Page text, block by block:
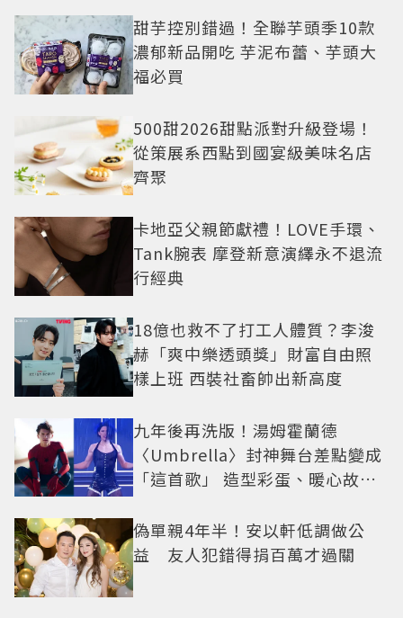
甜芋控別錯過！全聯芋頭季10款
濃郁新品開吃 芋泥布蕾、芋頭大
福必買
500甜2026甜點派對升級登場！
從策展系西點到國宴級美味名店
齊聚
卡地亞父親節獻禮！LOVE手環、
Tank腕表 摩登新意演繹永不退流
行經典
18億也救不了打工人體質？李浚
赫「爽中樂透頭獎」財富自由照
樣上班 西裝社畜帥出新高度
九年後再洗版！湯姆霍蘭德
〈Umbrella〉封神舞台差點變成
「這首歌」 造型彩蛋、暖心故事
偽單親4年半！安以軒低調做公
益 友人犯錯得捐百萬才過關